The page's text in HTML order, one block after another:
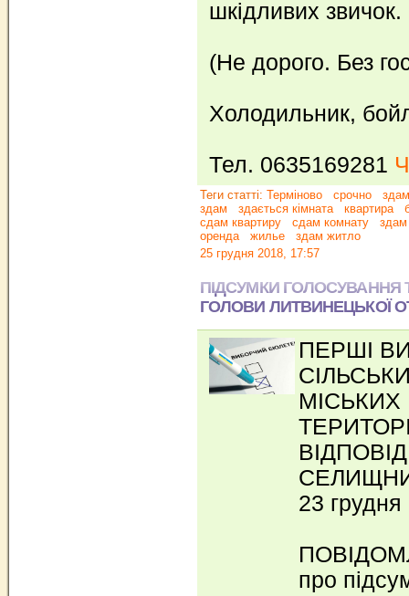
шкідливих звичок.
(Не дорого. Без
Холодильник,
Тел. 0635169281
Теги статті: Терміново срочно
здам
здається кімната квартира
сдам квартиру
сдам комнату
здам
оренда
жилье
здам житло
25 грудня 2018, 17:57
ПІДСУМКИ ГОЛОСУВАННЯ
ГОЛОВИ ЛИТВИНЕЦЬКОЇ
ПЕРШІ
23
про